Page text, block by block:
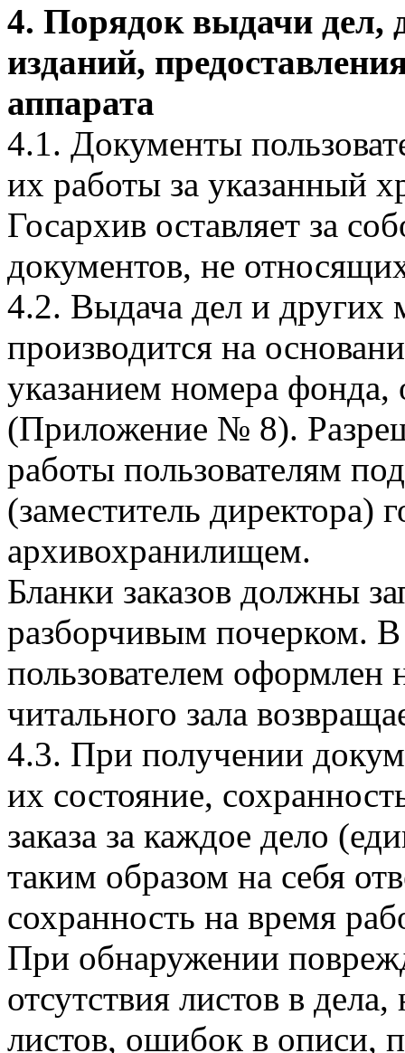
4. Порядок выдачи дел,
изданий,
аппарата
4.1. Документы
их работы за указанный
Госархив оставляет за
документов, не
4.2. Выдача дел и других
производится на
указанием номера
(Приложение № 8).
работы пользователям
(заместитель директора)
архивохранилищем.
Бланки заказов должны
разборчивым почерком. В
пользователем оформлен
читального зала
4.3. При получении
их состояние,
заказа за каждое дело
таким образом на себя
сохранность на время
При обнаружении
отсутствия листов в
листов, ошибок в описи,